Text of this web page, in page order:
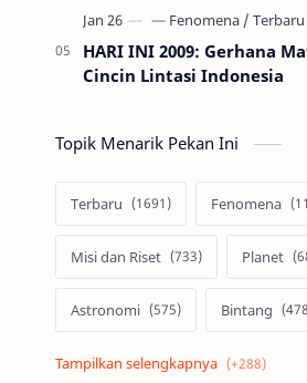
HARI INI 2009: Gerhana
Cincin Lintasi Indonesia
Topik Menarik Pekan Ini
Terbaru Fenomena
Misi dan Riset Planet
Astronomi Bintang
Alam semesta Galaksi